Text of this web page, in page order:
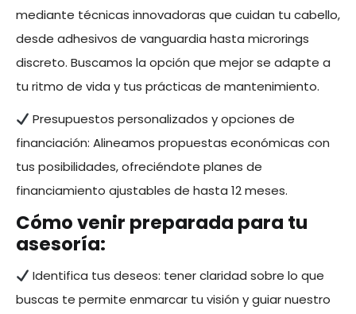
mediante técnicas innovadoras que cuidan tu cabello,
desde adhesivos de vanguardia hasta microrings
discreto. Buscamos la opción que mejor se adapte a
tu ritmo de vida y tus prácticas de mantenimiento.
Presupuestos personalizados y opciones de
financiación: Alineamos propuestas económicas con
tus posibilidades, ofreciéndote planes de
financiamiento ajustables de hasta 12 meses.
Cómo venir preparada para tu
asesoría:
Identifica tus deseos: tener claridad sobre lo que
buscas te permite enmarcar tu visión y guiar nuestro